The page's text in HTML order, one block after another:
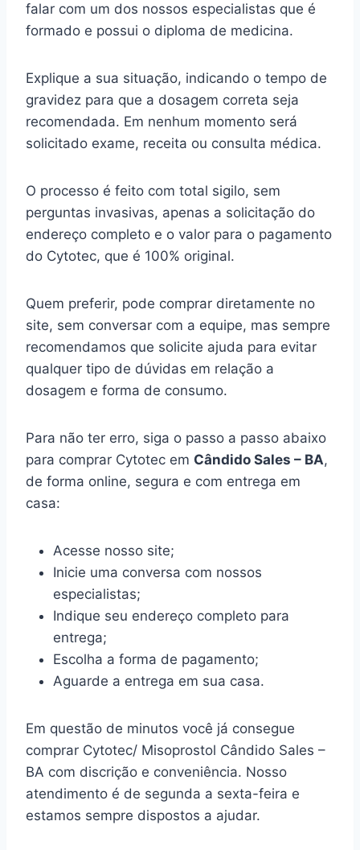
falar com um dos nossos especialistas que é
formado e possui o diploma de medicina.
Explique a sua situação, indicando o tempo de
gravidez para que a dosagem correta seja
recomendada. Em nenhum momento será
solicitado exame, receita ou consulta médica.
O processo é feito com total sigilo, sem
perguntas invasivas, apenas a solicitação do
endereço completo e o valor para o pagamento
do Cytotec, que é 100% original.
Quem preferir, pode comprar diretamente no
site, sem conversar com a equipe, mas sempre
recomendamos que solicite ajuda para evitar
qualquer tipo de dúvidas em relação a
dosagem e forma de consumo.
Para não ter erro, siga o passo a passo abaixo
para comprar Cytotec em Cândido Sales – BA,
de forma online, segura e com entrega em
casa:
Acesse nosso site;
Inicie uma conversa com nossos
especialistas;
Indique seu endereço completo para
entrega;
Escolha a forma de pagamento;
Aguarde a entrega em sua casa.
Em questão de minutos você já consegue
comprar Cytotec/ Misoprostol Cândido Sales –
BA com discrição e conveniência. Nosso
atendimento é de segunda a sexta-feira e
estamos sempre dispostos a ajudar.